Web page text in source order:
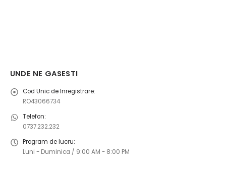
UNDE NE GASESTI
Cod Unic de Inregistrare:
RO43066734
Telefon:
0737.232.232
Program de lucru:
Luni - Duminica / 9:00 AM - 8:00 PM